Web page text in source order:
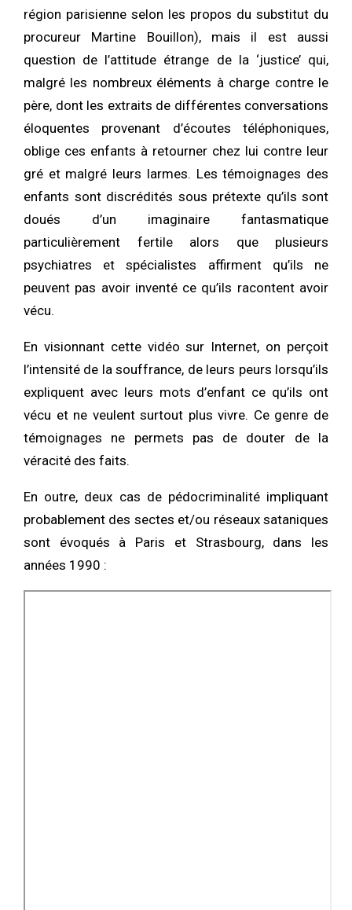
région parisienne selon les propos du substitut du
procureur Martine Bouillon), mais il est aussi
question de l’attitude étrange de la ‘justice’ qui,
malgré les nombreux éléments à charge contre le
père, dont les extraits de différentes conversations
éloquentes provenant d’écoutes téléphoniques,
oblige ces enfants à retourner chez lui contre leur
gré et malgré leurs larmes. Les témoignages des
enfants sont discrédités sous prétexte qu’ils sont
doués d’un imaginaire fantasmatique
particulièrement fertile alors que plusieurs
psychiatres et spécialistes affirment qu’ils ne
peuvent pas avoir inventé ce qu’ils racontent avoir
vécu.
En visionnant cette vidéo sur Internet, on perçoit
l’intensité de la souffrance, de leurs peurs lorsqu’ils
expliquent avec leurs mots d’enfant ce qu’ils ont
vécu et ne veulent surtout plus vivre. Ce genre de
témoignages ne permets pas de douter de la
véracité des faits.
En outre, deux cas de pédocriminalité impliquant
probablement des sectes et/ou réseaux sataniques
sont évoqués à Paris et Strasbourg, dans les
années 1990 :